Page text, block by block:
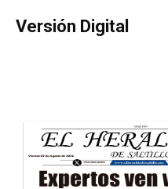
Versión Digital